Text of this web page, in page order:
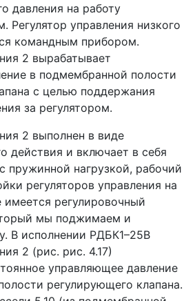
давления на работу
Регулятор управления низкого
командным прибором.
2 вырабатывает
в подмембранной полости
с целью поддержания
за регулятором.
2 выполнен в виде
действия и включает в себя
пружинной нагрузкой, рабочий
регуляторов управления на
имеется регулировочный
мы поджимаем и
В исполнении РДБК1–25В
2 (рис. рис. 4.17)
управляющее давление
регулирующего клапана.